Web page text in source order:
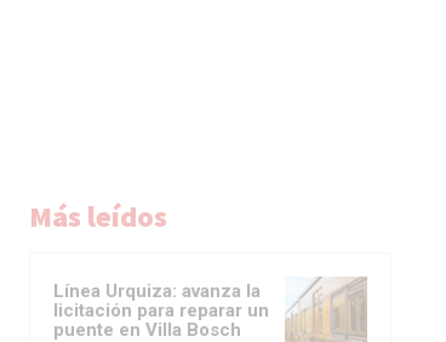
Más leídos
Línea Urquiza: avanza la
licitación para reparar un
puente en Villa Bosch